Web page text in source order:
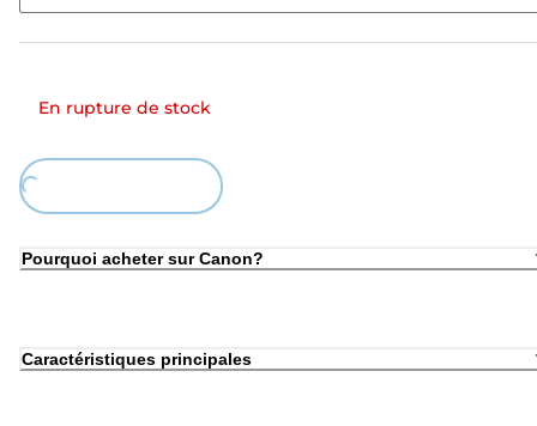
En rupture de stock
Loading...
Pourquoi acheter sur Canon?
Caractéristiques principales